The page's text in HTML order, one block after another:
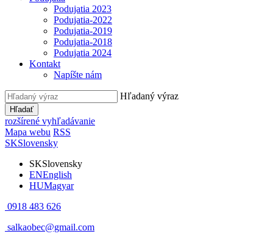
Podujatia 2023
Podujatia-2022
Podujatia-2019
Podujatia-2018
Podujatia 2024
Kontakt
Napíšte nám
Hľadaný výraz
Hľadať
rozšírené vyhľadávanie
Mapa webu RSS
SKSlovensky
SKSlovensky
ENEnglish
HUMagyar
0918 483 626
salkaobec@gmail.com